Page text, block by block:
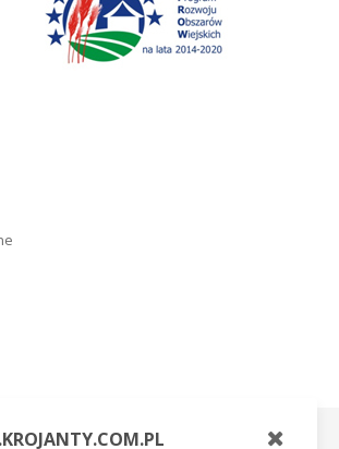
Serwisy firmowe